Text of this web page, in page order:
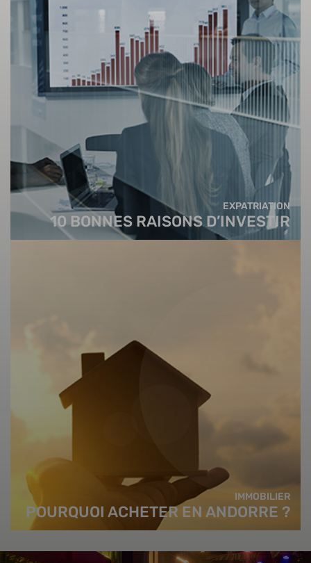
EXPATRIATION
10 BONNES RAISONS D’INVESTIR
IMMOBILIER
POURQUOI ACHETER EN ANDORRE ?